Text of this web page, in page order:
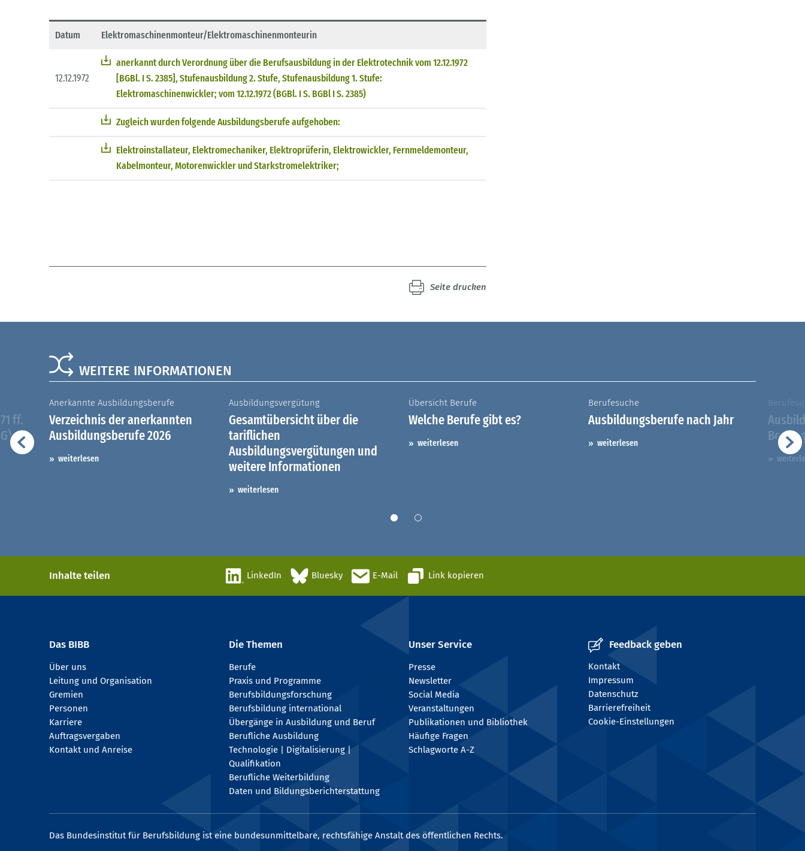
Datum Elektromaschinenmonteur/Elektromaschinenmonteurin
12.12.1972
anerkannt durch Verordnung über die Berufsausbildung in der Elektrotechnik vom 12.12.1972
[BGBl. I S. 2385], Stufenausbildung 2. Stufe, Stufenausbildung 1. Stufe:
Elektromaschinenwickler; vom 12.12.1972 (BGBl. I S. BGBl I S. 2385)
Zugleich wurden folgende Ausbildungsberufe aufgehoben:
Elektroinstallateur, Elektromechaniker, Elektroprüferin, Elektrowickler, Fernmeldemonteur,
Kabelmonteur, Motorenwickler und Starkstromelektriker;
Seite drucken
WEITERE INFORMATIONEN
ff.
Anerkannte Ausbildungsberufe
Verzeichnis der anerkannten
Ausbildungsberufe 2026
weiterlesen
Ausbildungsvergütung
Gesamtübersicht über die
tariflichen
Ausbildungsvergütungen und
weitere Informationen
weiterlesen
Übersicht Berufe
Welche Berufe gibt es?
weiterlesen
Berufesuche
Ausbildungsberufe nach Jahr
weiterlesen
Inhalte teilen LinkedIn Bluesky E-Mail Link kopieren
Das BIBB
Über uns
Leitung und Organisation
Gremien
Personen
Karriere
Auftragsvergaben
Kontakt und Anreise
Die Themen
Berufe
Praxis und Programme
Berufsbildungsforschung
Berufsbildung international
Übergänge in Ausbildung und Beruf
Berufliche Ausbildung
Technologie | Digitalisierung |
Qualifikation
Berufliche Weiterbildung
Daten und Bildungsberichterstattung
Unser Service
Presse
Newsletter
Social Media
Veranstaltungen
Publikationen und Bibliothek
Häufige Fragen
Schlagworte A-Z
Feedback geben
Kontakt
Impressum
Datenschutz
Barrierefreiheit
Cookie-Einstellungen
Das Bundesinstitut für Berufsbildung ist eine bundesunmittelbare, rechtsfähige Anstalt des öffentlichen Rechts.